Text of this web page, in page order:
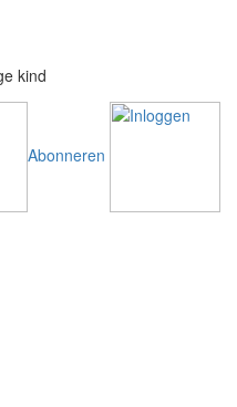
kind
Abonneren